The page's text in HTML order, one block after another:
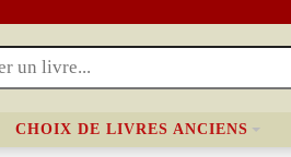
CHOIX DE LIVRES ANCIENS